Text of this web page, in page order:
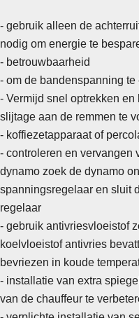
- gebruik alleen de
nodig om energie te
- betrouwbaarheid
- om de bandenspanning
- Vermijd snel optrekken
slijtage aan de remmen te
- koffiezetapparaat of
- controleren en vervangen
dynamo zoek de dynamo
spanningsregelaar en sluit
regelaar
- gebruik antivriesvloeistof
koelvloeistof antivries
bevriezen in koude
- installatie van extra
van de chauffeur te